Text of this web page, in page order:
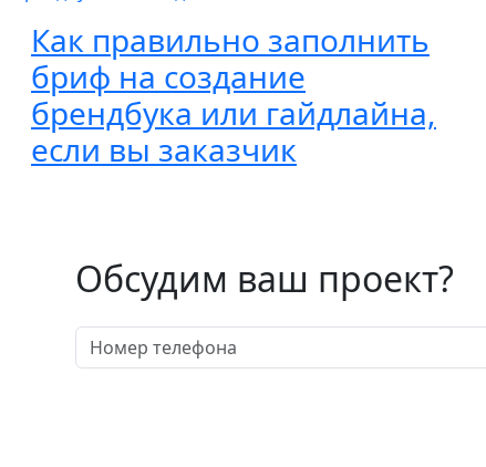
Как правильно заполнить
бриф на создание
брендбука или гайдлайна,
если вы заказчик
Обсудим ваш проект?